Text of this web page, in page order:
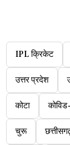
IPL क्रिकेट
उत्तर प्रदेश
कोटा
चुरू